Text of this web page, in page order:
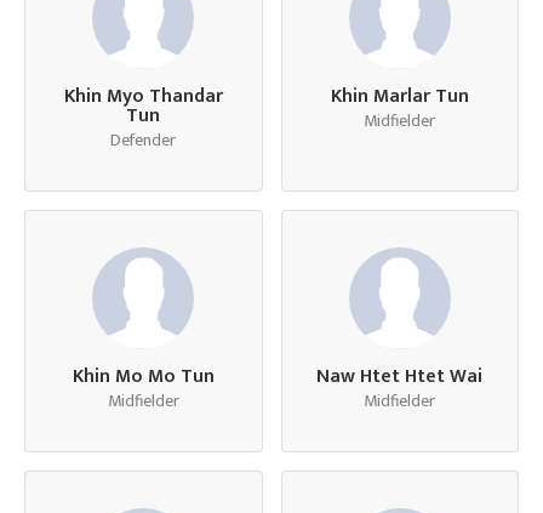
Khin Myo Thandar
Tun
Defender
Khin Marlar Tun
Midfielder
Khin Mo Mo Tun
Midfielder
Naw Htet Htet Wai
Midfielder